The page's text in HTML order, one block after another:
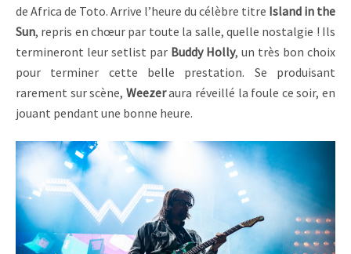
de Africa de Toto. Arrive l’heure du célèbre titre Island in the
Sun, repris en chœur par toute la salle, quelle nostalgie ! Ils
termineront leur setlist par Buddy Holly, un très bon choix
pour terminer cette belle prestation. Se produisant
rarement sur scène, Weezeraura réveillé la foule ce soir, en
jouant pendant une bonne heure.